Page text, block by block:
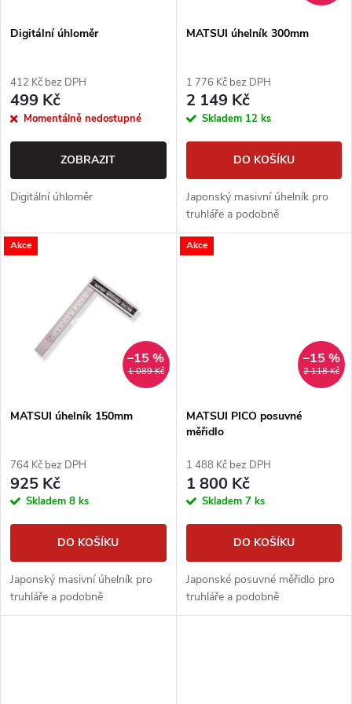
p
r
o
u
k
s
r
o
d
u
k
Digitální úhloměr
412 Kč bez DPH
499 Kč
Momentálně nedostupné
ZOBRAZIT
Digitální úhloměr
MATSUI úhelník 300mm
1 776 Kč bez DPH
2 149 Kč
Skladem 12 ks
DO KOŠÍKU
Japonský masivní úhelník pro
truhláře a podobně
Akce
1 089 Kč
–15 %
MATSUI úhelník 150mm
764 Kč bez DPH
925 Kč
Skladem 8 ks
DO KOŠÍKU
Japonský masivní úhelník pro
truhláře a podobně
Akce
2 118 Kč
–15 %
MATSUI PICO posuvné
měřidlo
1 488 Kč bez DPH
1 800 Kč
Skladem 7 ks
DO KOŠÍKU
Japonské posuvné měřidlo pro
truhláře a podobně